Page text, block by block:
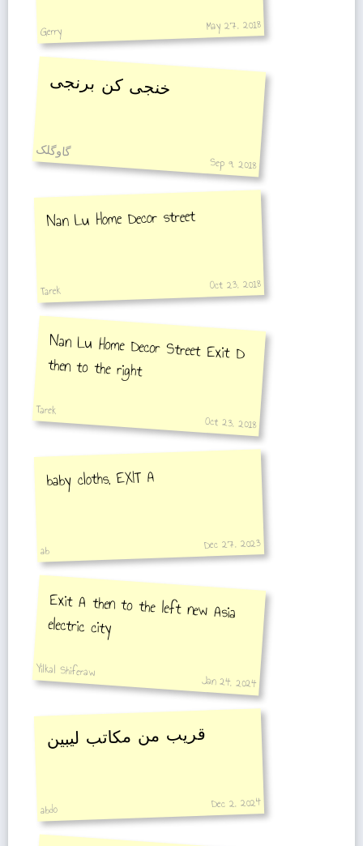
Gerry May 27, 2018
خنجی کن برنجی
گاوگلک
Sep 9, 2018
Nan Lu Home Decor street
Tarek Oct 23, 2018
Nan Lu Home Decor Street Exit D
then to the right
Tarek
Oct 23, 2018
baby cloths, EXIT A
ab Dec 27, 2023
Exit A then to the left new Asia
electric city
Yilkal Shiferaw
Jan 24, 2024
قريب من مكاتب ليبين
abdo Dec 2, 2024